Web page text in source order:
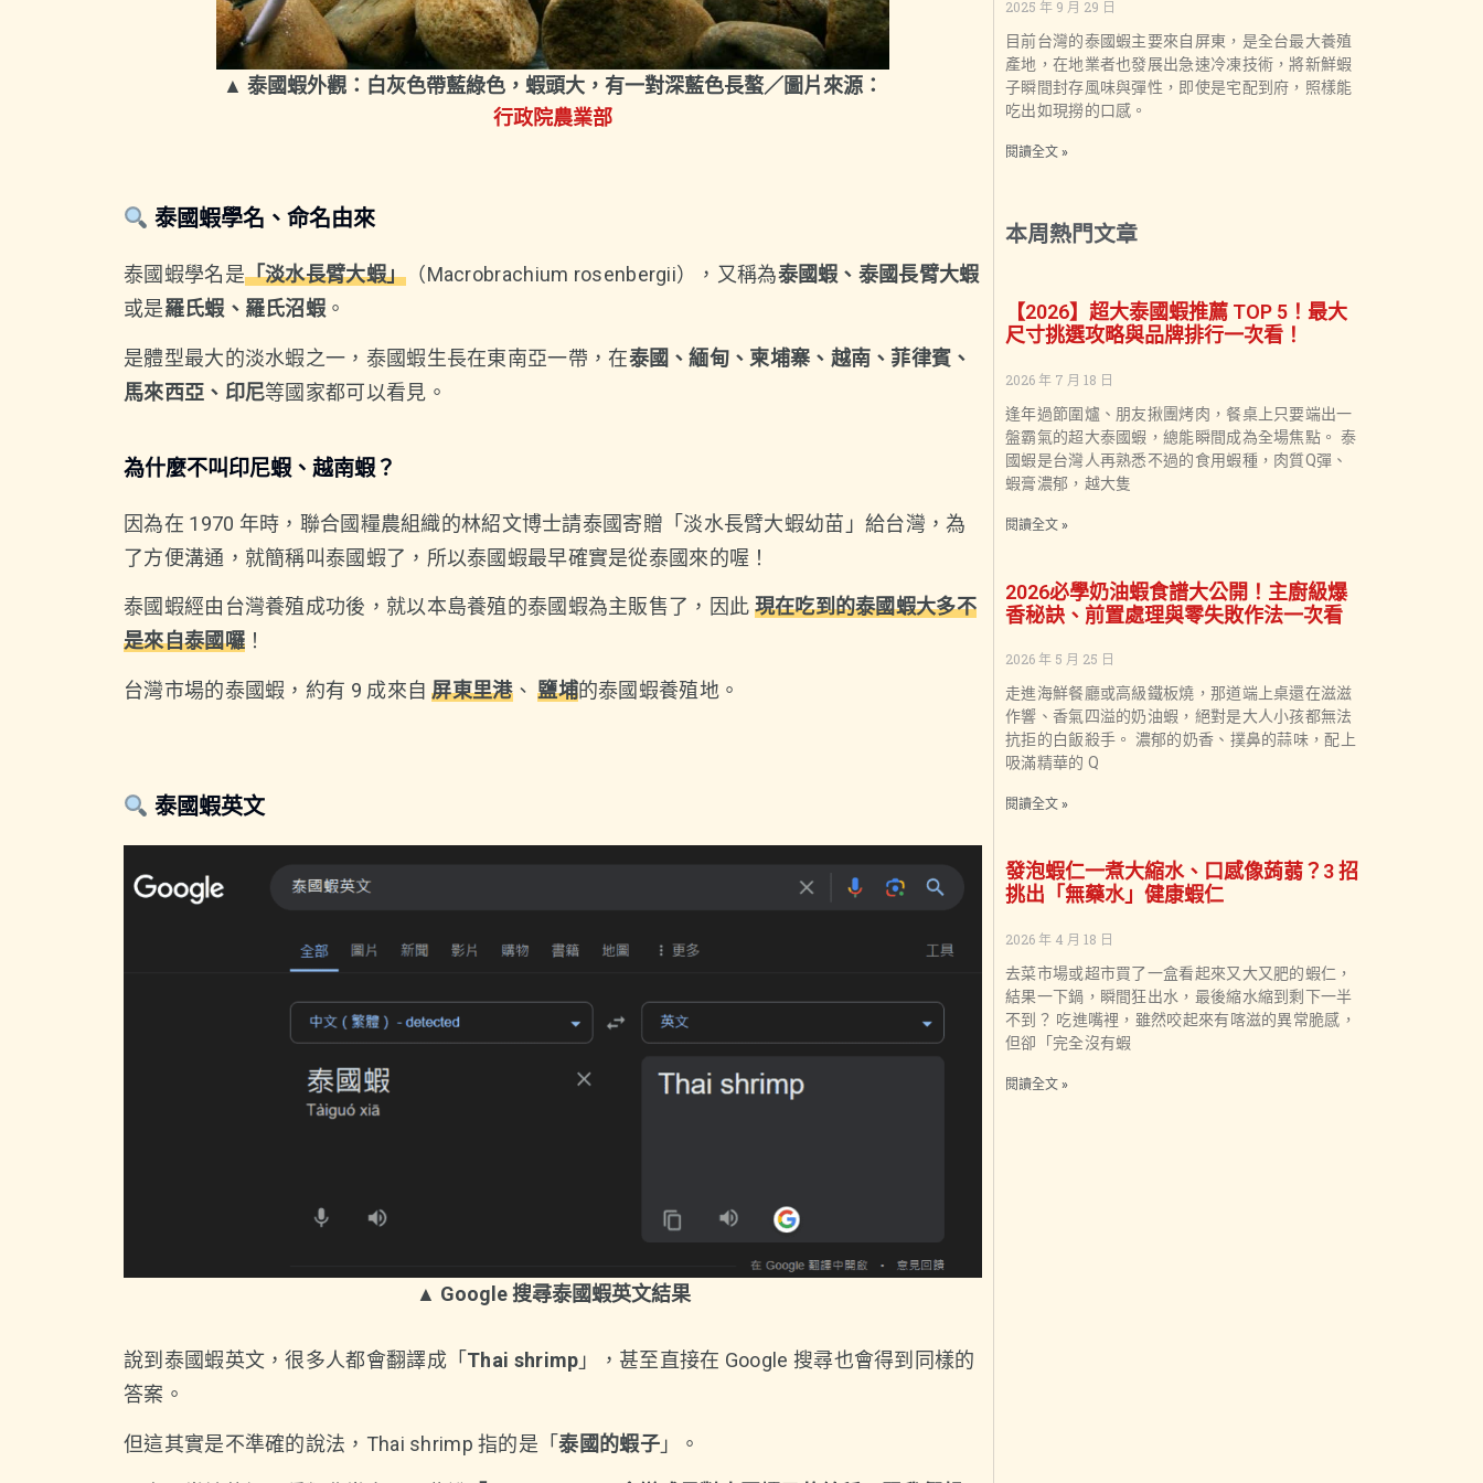
▲ 泰國蝦外觀：白灰色帶藍綠色，蝦頭大，有一對深藍色長螯／圖片來源：
行政院農業部
泰國蝦學名、命名由來
泰國蝦學名是「淡水長臂大蝦」 （Macrobrachium rosenbergii），又稱為泰國蝦、泰國長臂大蝦
或是羅氏蝦、羅氏沼蝦 。
是體型最大的淡水蝦之一，泰國蝦生長在東南亞一帶，在泰國、緬甸、柬埔寨、越南、菲律賓、
馬來西亞、印尼等國家都可以看見。
為什麼不叫印尼蝦、越南蝦？
因為在 1970 年時，聯合國糧農組織的林紹文博士請泰國寄贈「淡水長臂大蝦幼苗」給台灣，為
了方便溝通，就簡稱叫泰國蝦了，所以泰國蝦最早確實是從泰國來的喔！
泰國蝦經由台灣養殖成功後，就以本島養殖的泰國蝦為主販售了，因此 現在吃到的泰國蝦大多不
是來自泰國囉！
台灣市場的泰國蝦，約有 9 成來自 屏東里港、 鹽埔的泰國蝦養殖地。
泰國蝦英文
▲ Google 搜尋泰國蝦英文結果
說到泰國蝦英文，很多人都會翻譯成「 Thai shrimp 」，甚至直接在 Google 搜尋也會得到同樣的
答案。
但這其實是不準確的說法，Thai shrimp 指的是「泰國的蝦子」。
2025 年 9 月 29 日
目前台灣的泰國蝦主要來自屏東，是全台最大養殖
產地，在地業者也發展出急速冷凍技術，將新鮮蝦
子瞬間封存風味與彈性，即使是宅配到府，照樣能
吃出如現撈的口感。
閱讀全文 »
本周熱門文章
【2026】超大泰國蝦推薦 TOP 5！最大
尺寸挑選攻略與品牌排行一次看！
2026 年 7 月 18 日
逢年過節圍爐、朋友揪團烤肉，餐桌上只要端出一
盤霸氣的超大泰國蝦，總能瞬間成為全場焦點。 泰
國蝦是台灣人再熟悉不過的食用蝦種，肉質Q彈、
蝦膏濃郁，越大隻
閱讀全文 »
2026必學奶油蝦食譜大公開！主廚級爆
香秘訣、前置處理與零失敗作法一次看
2026 年 5 月 25 日
走進海鮮餐廳或高級鐵板燒，那道端上桌還在滋滋
作響、香氣四溢的奶油蝦，絕對是大人小孩都無法
抗拒的白飯殺手。 濃郁的奶香、撲鼻的蒜味，配上
吸滿精華的 Q
閱讀全文 »
發泡蝦仁一煮大縮水、口感像蒟蒻？3 招
挑出「無藥水」健康蝦仁
2026 年 4 月 18 日
去菜市場或超市買了一盒看起來又大又肥的蝦仁，
結果一下鍋，瞬間狂出水，最後縮水縮到剩下一半
不到？ 吃進嘴裡，雖然咬起來有喀滋的異常脆感，
但卻「完全沒有蝦
閱讀全文 »